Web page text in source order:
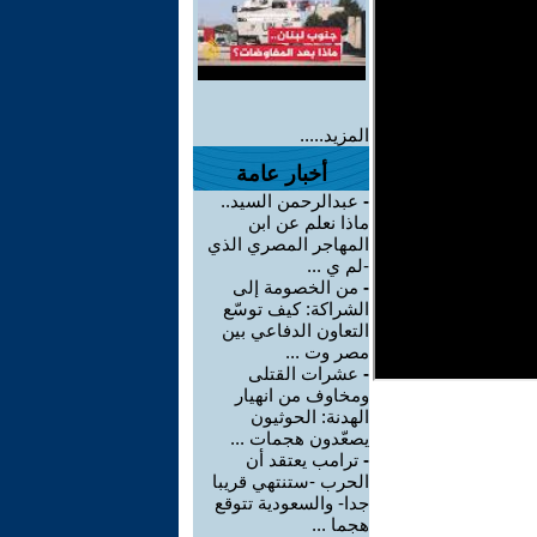
المزيد.....
أخبار عامة
- عبدالرحمن السيد..
ماذا نعلم عن ابن
المهاجر المصري الذي
-لم ي ...
- من الخصومة إلى
الشراكة: كيف توسّع
التعاون الدفاعي بين
مصر وت ...
- عشرات القتلى
ومخاوف من انهيار
الهدنة: الحوثيون
يصعّدون هجمات ...
- ترامب يعتقد أن
الحرب -ستنتهي قريبا
جدا- والسعودية تتوقع
هجما ...